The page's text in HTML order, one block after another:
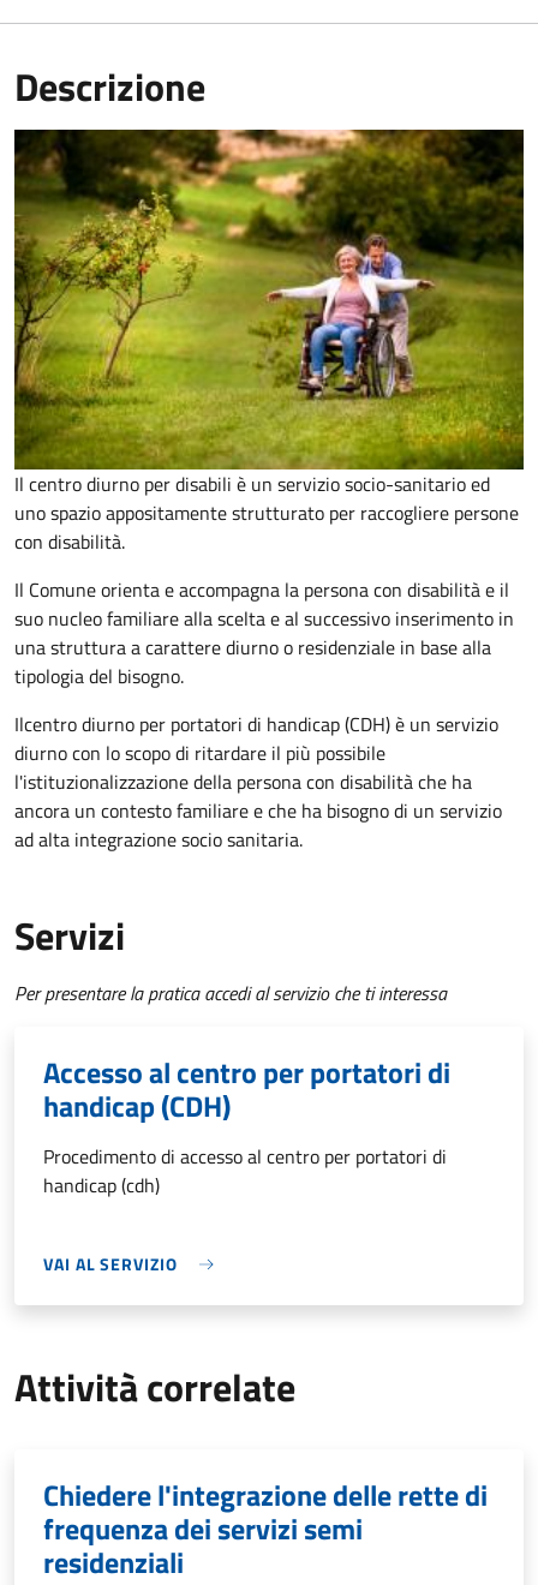
Descrizione
Il centro diurno per disabili è un servizio socio-sanitario ed
uno spazio appositamente strutturato per raccogliere persone
con disabilità.
Il Comune orienta e accompagna la persona con disabilità e il
suo nucleo familiare alla scelta e al successivo inserimento in
una struttura a carattere diurno o residenziale in base alla
tipologia del bisogno.
Ilcentro diurno per portatori di handicap (CDH) è un servizio
diurno con lo scopo di ritardare il più possibile
l'istituzionalizzazione della persona con disabilità che ha
ancora un contesto familiare e che ha bisogno di un servizio
ad alta integrazione socio sanitaria.
Servizi
Per presentare la pratica accedi al servizio che ti interessa
Accesso al centro per portatori di
handicap (CDH)
Procedimento di accesso al centro per portatori di
handicap (cdh)
VAI AL SERVIZIO
Attività correlate
Chiedere l'integrazione delle rette di
frequenza dei servizi semi
residenziali